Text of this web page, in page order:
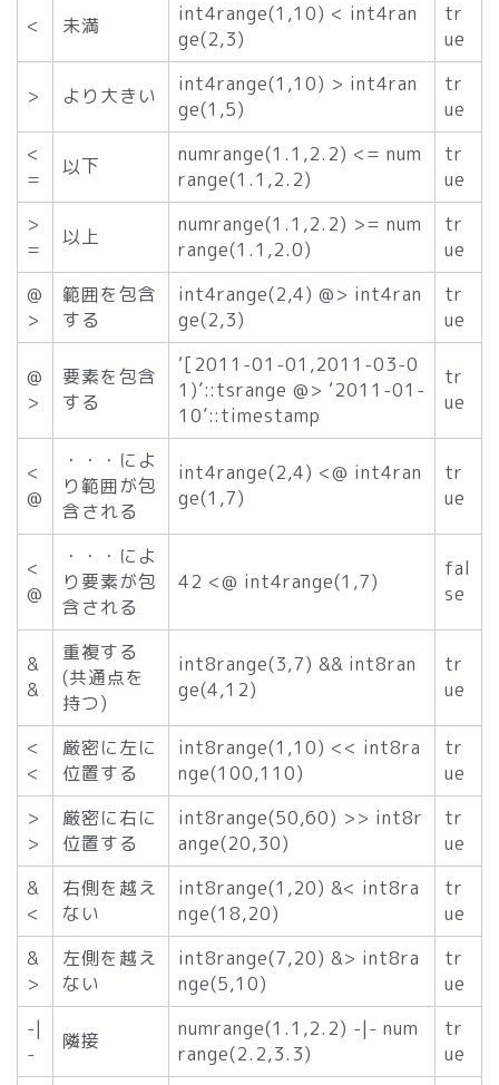
< 未満
int4range(1,10) < int4ran
ge(2,3)
tr
ue
> より大きい
int4range(1,10) > int4ran
ge(1,5)
tr
ue
<
=
以下
numrange(1.1,2.2) <= num
range(1.1,2.2)
tr
ue
>
=
以上
numrange(1.1,2.2) >= num
range(1.1,2.0)
tr
ue
@
>
範囲を包含
する
int4range(2,4) @> int4ran
ge(2,3)
tr
ue
@
>
要素を包含
する
‘[2011-01-01,2011-03-0
1)’::tsrange @> ‘2011-01-
10’::timestamp
tr
ue
<
@
・・・によ
り範囲が包
含される
int4range(2,4) <@ int4ran
ge(1,7)
tr
ue
<
@
・・・によ
り要素が包
含される
42 <@ int4range(1,7)
fal
se
&
&
重複する
(共通点を
持つ)
int8range(3,7) && int8ran
ge(4,12)
tr
ue
<
<
厳密に左に
位置する
int8range(1,10) << int8ra
nge(100,110)
tr
ue
>
>
厳密に右に
位置する
int8range(50,60) >> int8r
ange(20,30)
tr
ue
&
<
右側を越え
ない
int8range(1,20) &< int8ra
nge(18,20)
tr
ue
&
>
左側を越え
ない
int8range(7,20) &> int8ra
nge(5,10)
tr
ue
-|
-
隣接
numrange(1.1,2.2) -|- num
range(2.2,3.3)
tr
ue